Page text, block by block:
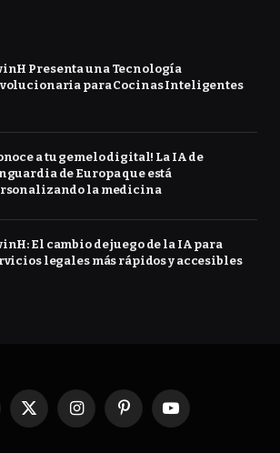
Presenta una Tecnología
para Cocinas Inteligentes
a tu gemelo digital! La IA de
de Europa que está
la medicina
El cambio de juego de la IA para
legales más rápidos y accesibles
X
InstagramPinterestYouTube